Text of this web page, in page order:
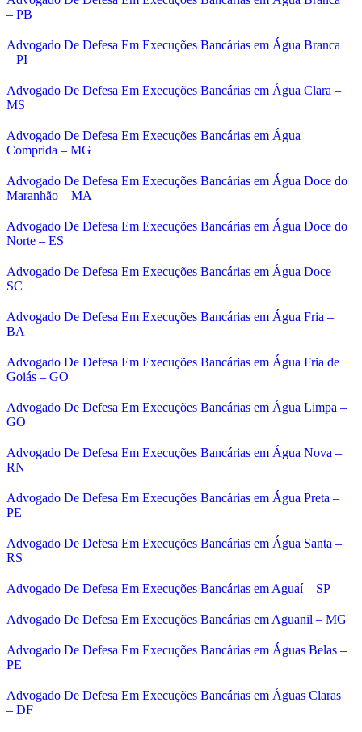
– PB
Advogado De Defesa Em Execuções Bancárias em Água Branca
– PI
Advogado De Defesa Em Execuções Bancárias em Água Clara –
MS
Advogado De Defesa Em Execuções Bancárias em Água
Comprida – MG
Advogado De Defesa Em Execuções Bancárias em Água Doce do
Maranhão – MA
Advogado De Defesa Em Execuções Bancárias em Água Doce do
Norte – ES
Advogado De Defesa Em Execuções Bancárias em Água Doce –
SC
Advogado De Defesa Em Execuções Bancárias em Água Fria –
BA
Advogado De Defesa Em Execuções Bancárias em Água Fria de
Goiás – GO
Advogado De Defesa Em Execuções Bancárias em Água Limpa –
GO
Advogado De Defesa Em Execuções Bancárias em Água Nova –
RN
Advogado De Defesa Em Execuções Bancárias em Água Preta –
PE
Advogado De Defesa Em Execuções Bancárias em Água Santa –
RS
Advogado De Defesa Em Execuções Bancárias em Aguaí – SP
Advogado De Defesa Em Execuções Bancárias em Aguanil – MG
Advogado De Defesa Em Execuções Bancárias em Águas Belas –
PE
Advogado De Defesa Em Execuções Bancárias em Águas Claras
– DF